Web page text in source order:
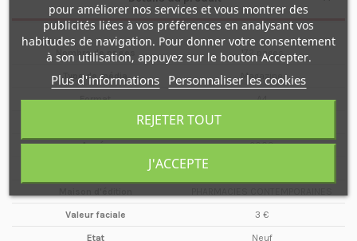
Nombre de pages 172 pages
Type de média Magazine
Format A4
Année 2009
Valeur faciale 3 €
Etat Neuf
pour améliorer nos services et vous montrer des
publicités liées à vos préférences en analysant vos
habitudes de navigation. Pour donner votre consentement
à son utilisation, appuyez sur le bouton Accepter.
Plus d'informations Personnaliser les cookies
REJETER TOUT
J'ACCEPTE